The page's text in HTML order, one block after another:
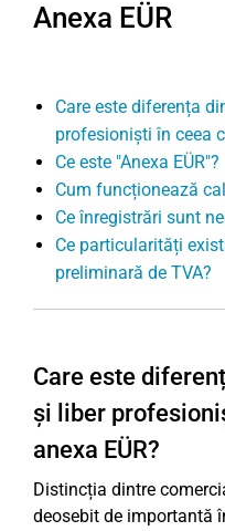
Anexa EÜR
Care este diferența
profesioniști în ceea
Ce este "Anexa EÜR"?
Cum funcționează
Ce înregistrări sunt
Ce particularități
preliminară de TVA?
Care este
și liber
anexa EÜR?
Distincția dintre
deosebit de importantă